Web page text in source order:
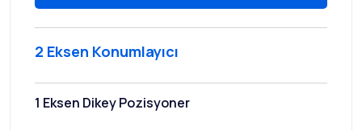
2 Eksen Konumlayıcı
1 Eksen Dikey Pozisyoner